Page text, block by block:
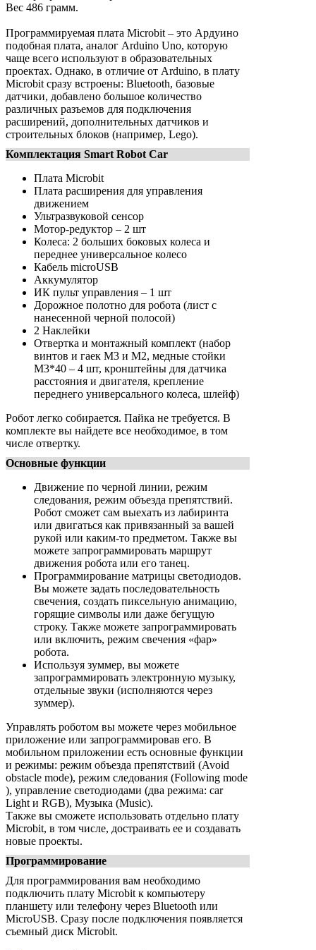
Вес 486 грамм.
Программируемая плата Microbit – это Ардуино
подобная плата, аналог Arduino Uno, которую
чаще всего используют в образовательных
проектах. Однако, в отличие от Arduino, в плату
Microbit сразу встроены: Bluetooth, базовые
датчики, добавлено большое количество
различных разъемов для подключения
расширений, дополнительных датчиков и
строительных блоков (например, Lego).
Комплектация Smart Robot Car
Плата Microbit
Плата расширения для управления
движением
Ультразвуковой сенсор
Мотор-редуктор – 2 шт
Колеса: 2 больших боковых колеса и
переднее универсальное колесо
Кабель microUSB
Аккумулятор
ИК пульт управления – 1 шт
Дорожное полотно для робота (лист с
нанесенной черной полосой)
2 Наклейки
Отвертка и монтажный комплект (набор
винтов и гаек M3 и M2, медные стойки
M3*40 – 4 шт, кронштейны для датчика
расстояния и двигателя, крепление
переднего универсального колеса, шлейф)
Робот легко собирается. Пайка не требуется. В
комплекте вы найдете все необходимое, в том
числе отвертку.
Основные функции
Движение по черной линии, режим
следования, режим объезда препятствий.
Робот сможет сам выехать из лабиринта
или двигаться как привязанный за вашей
рукой или каким-то предметом. Также вы
можете запрограммировать маршрут
движения робота или его танец.
Программирование матрицы светодиодов.
Вы можете задать последовательность
свечения, создать пиксельную анимацию,
горящие символы или даже бегущую
строку. Также можете запрограммировать
или включить, режим свечения «фар»
робота.
Используя зуммер, вы можете
запрограммировать электронную музыку,
отдельные звуки (исполняются через
зуммер).
Управлять роботом вы можете через мобильное
приложение или запрограммировав его. В
мобильном приложении есть основные функции
и режимы: режим объезда препятствий (Avoid
obstacle mode), режим следования (Following mode
), управление светодиодами (два режима: car
Light и RGB), Музыка (Music).
Также вы сможете использовать отдельно плату
Microbit, в том числе, достраивать ее и создавать
новые проекты.
Программирование
Для программирования вам необходимо
подключить плату Microbit к компьютеру
планшету или телефону через Bluetooth или
MicroUSB. Сразу после подключения появляется
съемный диск Microbit.